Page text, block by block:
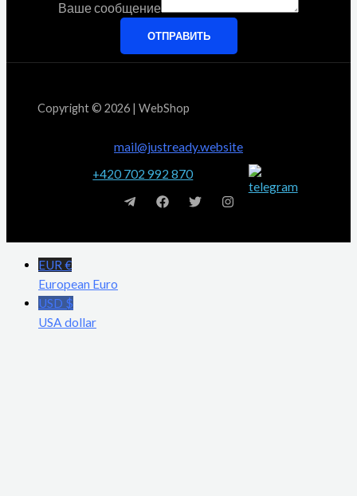
Ваше сообщение
ОТПРАВИТЬ
Copyright © 2026 | WebShop
mail@justready.website
+420 702 992 870
EUR €
European Euro
USD $
USA dollar